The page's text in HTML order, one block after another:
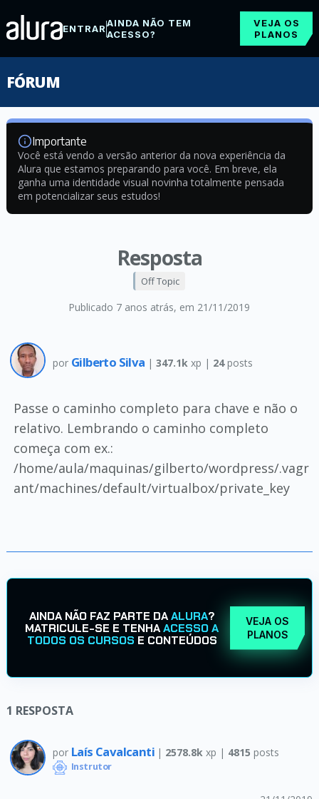
ENTRARAINDA NÃO TEM
ACESSO?
VEJA OS
PLANOS
FÓRUM
Importante
Você está vendo a versão anterior da nova experiência da
Alura que estamos preparando para você. Em breve, ela
ganha uma identidade visual novinha totalmente pensada
em potencializar seus estudos!
Resposta
Publicado 7 anos atrás, em 21/11/2019
Off Topic
por Gilberto Silva | 347.1k xp | 24posts
Passe o caminho completo para chave e não o
relativo. Lembrando o caminho completo
começa com ex.:
/home/aula/maquinas/gilberto/wordpress/.vagr
ant/machines/default/virtualbox/private_key
AINDA NÃO FAZ PARTE DAALURA?
MATRICULE-SE E TENHAACESSO A
TODOS OS CURSOS E CONTEÚDOS
VEJA OS
PLANOS
1 RESPOSTA
por Laís Cavalcanti | 2578.8k xp | 4815 posts
Instrutor